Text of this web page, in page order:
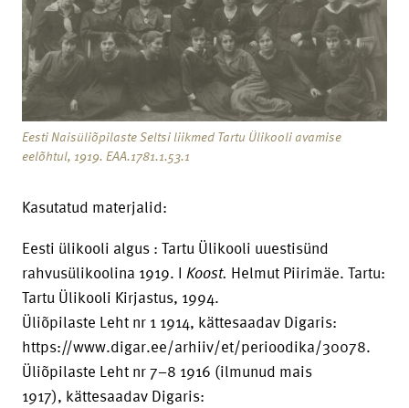
Eesti Naisüliõpilaste Seltsi liikmed Tartu Ülikooli avamise
eelõhtul, 1919. EAA.1781.1.53.1
Kasutatud materjalid:
Eesti ülikooli algus : Tartu Ülikooli uuestisünd
rahvusülikoolina 1919. I Koost. Helmut Piirimäe. Tartu:
Tartu Ülikooli Kirjastus, 1994.
Üliõpilaste Leht nr 1 1914, kättesaadav Digaris:
https://www.digar.ee/arhiiv/et/perioodika/30078.
Üliõpilaste Leht nr 7–8 1916 (ilmunud mais
1917), kättesaadav Digaris: